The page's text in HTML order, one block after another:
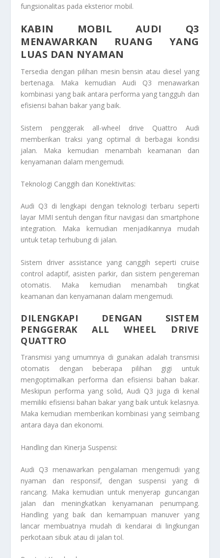
fungsionalitas pada eksterior mobil.
KABIN MOBIL AUDI Q3
MENAWARKAN RUANG YANG
LUAS DAN NYAMAN
Tersedia dengan pilihan mesin bensin atau diesel yang
bertenaga. Maka kemudian Audi Q3 menawarkan
kombinasi yang baik antara performa yang tangguh dan
efisiensi bahan bakar yang baik.
Sistem penggerak all-wheel drive Quattro Audi
memberikan traksi yang optimal di berbagai kondisi
jalan. Maka kemudian menambah keamanan dan
kenyamanan dalam mengemudi.
Teknologi Canggih dan Konektivitas:
Audi Q3 di lengkapi dengan teknologi terbaru seperti
layar MMI sentuh dengan fitur navigasi dan smartphone
integration. Maka kemudian menjadikannya mudah
untuk tetap terhubung di jalan.
Sistem driver assistance yang canggih seperti cruise
control adaptif, asisten parkir, dan sistem pengereman
otomatis. Maka kemudian menambah tingkat
keamanan dan kenyamanan dalam mengemudi.
DILENGKAPI DENGAN SISTEM
PENGGERAK ALL WHEEL DRIVE
QUATTRO
Transmisi yang umumnya di gunakan adalah transmisi
otomatis dengan beberapa pilihan gigi untuk
mengoptimalkan performa dan efisiensi bahan bakar.
Meskipun performa yang solid, Audi Q3 juga di kenal
memiliki efisiensi bahan bakar yang baik untuk kelasnya.
Maka kemudian memberikan kombinasi yang seimbang
antara daya dan ekonomi.
Handling dan Kinerja Suspensi:
Audi Q3 menawarkan pengalaman mengemudi yang
nyaman dan responsif, dengan suspensi yang di
rancang. Maka kemudian untuk menyerap guncangan
jalan dan meningkatkan kenyamanan penumpang.
Handling yang baik dan kemampuan manuver yang
lancar membuatnya mudah di kendarai di lingkungan
perkotaan sibuk atau di jalan tol.